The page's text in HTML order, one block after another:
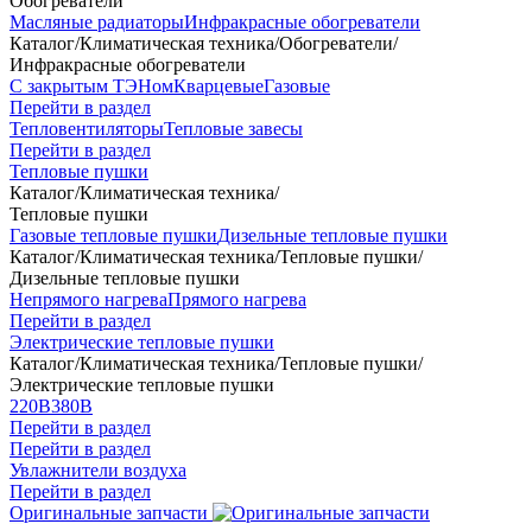
Масляные радиаторыИнфракрасные обогреватели
Каталог/Климатическая техника/Обогреватели/
Инфракрасные обогреватели
С закрытым ТЭНомКварцевыеГазовые
Перейти в раздел
ТепловентиляторыТепловые завесы
Перейти в раздел
Тепловые пушки
Каталог/Климатическая техника/
Тепловые пушки
Газовые тепловые пушкиДизельные тепловые пушки
Каталог/Климатическая техника/Тепловые пушки/
Дизельные тепловые пушки
Непрямого нагреваПрямого нагрева
Перейти в раздел
Электрические тепловые пушки
Каталог/Климатическая техника/Тепловые пушки/
Электрические тепловые пушки
220В380В
Перейти в раздел
Перейти в раздел
Увлажнители воздуха
Перейти в раздел
Оригинальные запчасти